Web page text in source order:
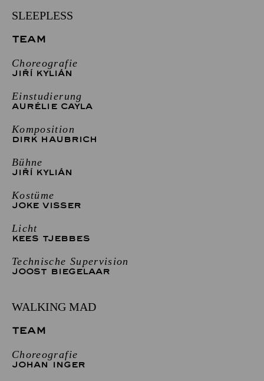
SLEEPLESS
TEAM
Choreografie
JIŘÍ KYLIÁN
Einstudierung
AURÉLIE CAYLA
Komposition
DIRK HAUBRICH
Bühne
JIŘÍ KYLIÁN
Kostüme
JOKE VISSER
Licht
KEES TJEBBES
Technische Supervision
JOOST BIEGELAAR
WALKING MAD
TEAM
Choreografie
JOHAN INGER